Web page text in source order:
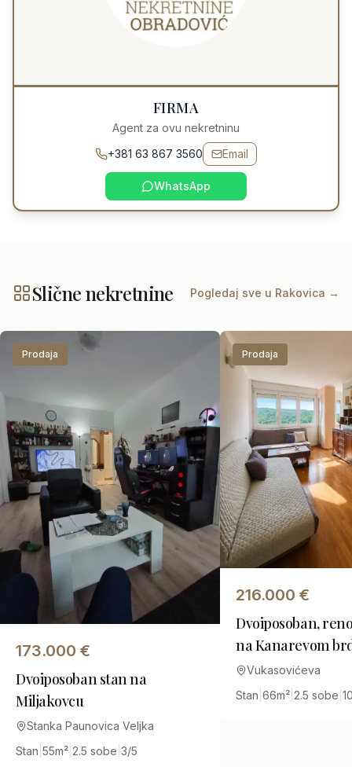
FIRMA
Agent za ovu nekretninu
+381 63 867 3560
Email
WhatsApp
Slične nekretnine Pogledaj sve u Rakovica →
Prodaja
173.000 €
Dvoiposoban stan na
Miljakovcu
Stanka Paunovica Veljka
Stan 55m² 2.5 sobe 3/5
Prodaja
216.000 €
Dvoiposoban,
na Kanarevom
Vukasovićeva
Stan 66m² 2.5 sobe